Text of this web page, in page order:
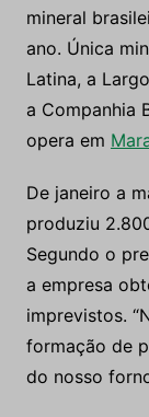
mineral
ano. Única
Latina, a
a Companhia
opera em
De janeiro a
produziu
Segundo o
a empresa
imprevistos.
formação de
do nosso